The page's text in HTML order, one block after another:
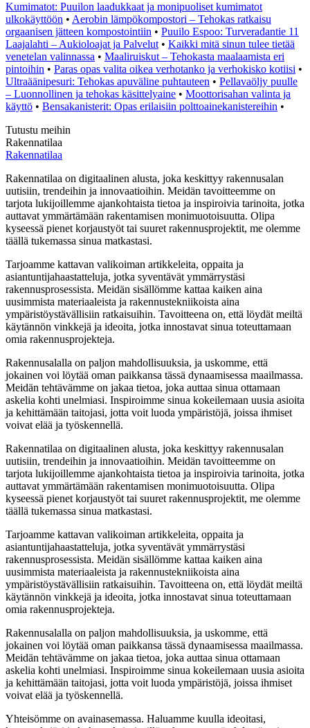
Kumimatot: Puuilon laadukkaat ja monipuoliset kumimatot
ulkokäyttöön • Aerobin lämpökompostori – Tehokas ratkaisu
orgaanisen jätteen kompostointiin • Puuilo Espoo: Turveradantie 11
Laajalahti – Aukioloajat ja Palvelut • Kaikki mitä sinun tulee tietää
venetelan valinnassa • Maaliruiskut – Tehokasta maalaamista eri
pintoihin • Paras opas valita oikea verhotanko ja verhokisko kotiisi •
Ultraäänipesuri: Tehokas apuväline puhtauteen • Pellavaöljy puulle
– Luonnollinen ja tehokas käsittelyaine • Moottorisahan valinta ja
käyttö • Bensakanisterit: Opas erilaisiin polttoainekanistereihin •
Tutustu meihin
Rakennatilaa
Rakennatilaa
Rakennatilaa on digitaalinen alusta, joka keskittyy rakennusalan
uutisiin, trendeihin ja innovaatioihin. Meidän tavoitteemme on
tarjota lukijoillemme ajankohtaista tietoa ja inspiroivia tarinoita, jotka
auttavat ymmärtämään rakentamisen monimuotoisuutta. Olipa
kyseessä pienet korjaustyöt tai suuret rakennusprojektit, me olemme
täällä tukemassa sinua matkastasi.
Tarjoamme kattavan valikoiman artikkeleita, oppaita ja
asiantuntijahaastatteluja, jotka syventävät ymmärrystäsi
rakennusprosessista. Meidän sisällömme kattaa kaiken aina
uusimmista materiaaleista ja rakennustekniikoista aina
ympäristöystävällisiin ratkaisuihin. Tavoitteena on, että löydät meiltä
käytännön vinkkejä ja ideoita, jotka innostavat sinua toteuttamaan
omia rakennusprojekteja.
Rakennusalalla on paljon mahdollisuuksia, ja uskomme, että
jokainen voi löytää oman paikkansa tässä dynaamisessa maailmassa.
Meidän tehtävämme on jakaa tietoa, joka auttaa sinua ottamaan
askelia kohti unelmiasi. Inspiroimme sinua kokeilemaan uusia asioita
ja kehittämään taitojasi, jotta voit luoda ympäristöjä, joissa ihmiset
voivat elää ja työskennellä.
Rakennatilaa on digitaalinen alusta, joka keskittyy rakennusalan
uutisiin, trendeihin ja innovaatioihin. Meidän tavoitteemme on
tarjota lukijoillemme ajankohtaista tietoa ja inspiroivia tarinoita, jotka
auttavat ymmärtämään rakentamisen monimuotoisuutta. Olipa
kyseessä pienet korjaustyöt tai suuret rakennusprojektit, me olemme
täällä tukemassa sinua matkastasi.
Tarjoamme kattavan valikoiman artikkeleita, oppaita ja
asiantuntijahaastatteluja, jotka syventävät ymmärrystäsi
rakennusprosessista. Meidän sisällömme kattaa kaiken aina
uusimmista materiaaleista ja rakennustekniikoista aina
ympäristöystävällisiin ratkaisuihin. Tavoitteena on, että löydät meiltä
käytännön vinkkejä ja ideoita, jotka innostavat sinua toteuttamaan
omia rakennusprojekteja.
Rakennusalalla on paljon mahdollisuuksia, ja uskomme, että
jokainen voi löytää oman paikkansa tässä dynaamisessa maailmassa.
Meidän tehtävämme on jakaa tietoa, joka auttaa sinua ottamaan
askelia kohti unelmiasi. Inspiroimme sinua kokeilemaan uusia asioita
ja kehittämään taitojasi, jotta voit luoda ympäristöjä, joissa ihmiset
voivat elää ja työskennellä.
Yhteisömme on avainasemassa. Haluamme kuulla ideoitasi,